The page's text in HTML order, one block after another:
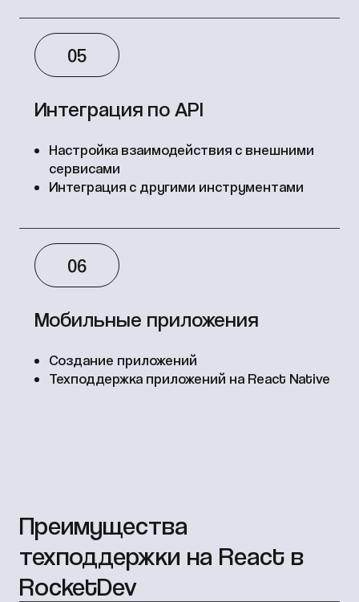
05
Интеграция по API
Настройка взаимодействия с внешними
сервисами
Интеграция с другими инструментами
06
Мобильные приложения
Создание приложений
Техподдержка приложений на React Native
Преимущества
техподдержки на React в
RocketDev